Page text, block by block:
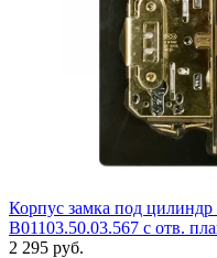
Корпус замка под
B01103.50.03.567 с отв.
2 295 руб.